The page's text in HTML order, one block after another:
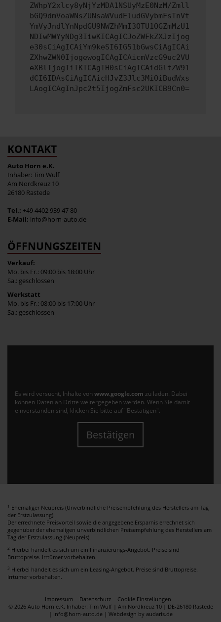
ZWhpY2xlcy8yNjYzMDA1NSUyMzE0NzM/Zmll
bGQ9dmVoaWNsZUNsaWVudEludGVybmFsTnVt
YmVyJndlYnNpdGU9NWZhMmI3OTU1OGZmMzU1
NDIwMWYyNDg3IiwKICAgICJoZWFkZXJzIjog
e30sCiAgICAiYm9keSI6IG51bGwsCiAgICAi
ZXhwZWN0IjogewogICAgICAicmVzcG9uc2VU
eXBlIjogIiIKICAgIH0sCiAgICAidGltZW91
dCI6IDAsCiAgICAicHJvZ3Jlc3MiOiBudWxs
LAogICAgInJpc2t5IjogZmFsc2UKICB9Cn0=
KONTAKT
Auto Horn e.K.
Inhaber: Tim Wulf
Am Nordkreuz 10
26180 Rastede
Tel.: +49 4402 939 47 80
E-Mail: info@horn-auto.de
ÖFFNUNGSZEITEN
Verkauf:
Mo. bis Fr.: 09:00 bis 18:00 Uhr
Sa.: geschlossen
Werkstatt
Mo. bis Fr.: 08:00 bis 17:00 Uhr
Sa.: geschlossen
Es wird versucht, Inhalte von www.google.com zu laden. Dabei
können Daten an Dritte weitergegeben werden. Wenn Sie damit
einverstanden sind, klicken Sie bitte auf "Bestätigen".
Bestätigen
1 Ehemaliger Neupreis (Unverbindliche Preisempfehlung des Herstellers am Tag
der Erstzulassung).
Der errechnete Preisvorteil sowie die angegebene Ersparnis errechnet sich
gegenüber der ehemaligen unverbindlichen Preisempfehlung des Herstellers am
Tag der Erstzulassung (Neupreis).
2 Hierbei handelt es sich um ein Finanzierungs-Angebot. Preise sind
Bruttopreise. Irrtümer vorbehalten.
3 Hierbei handelt es sich um ein Leasing-Angebot. Preise sind Bruttopreise.
Irrtümer vorbehalten.
Impressum Datenschutz
Cookie Einstellungen
© 2026 Auto Horn e.K. Inhaber: Tim Wulf | Am Nordkreuz 10 | DE-26180 Rastede
| info@horn-auto.de | Webdesign by audaris.de